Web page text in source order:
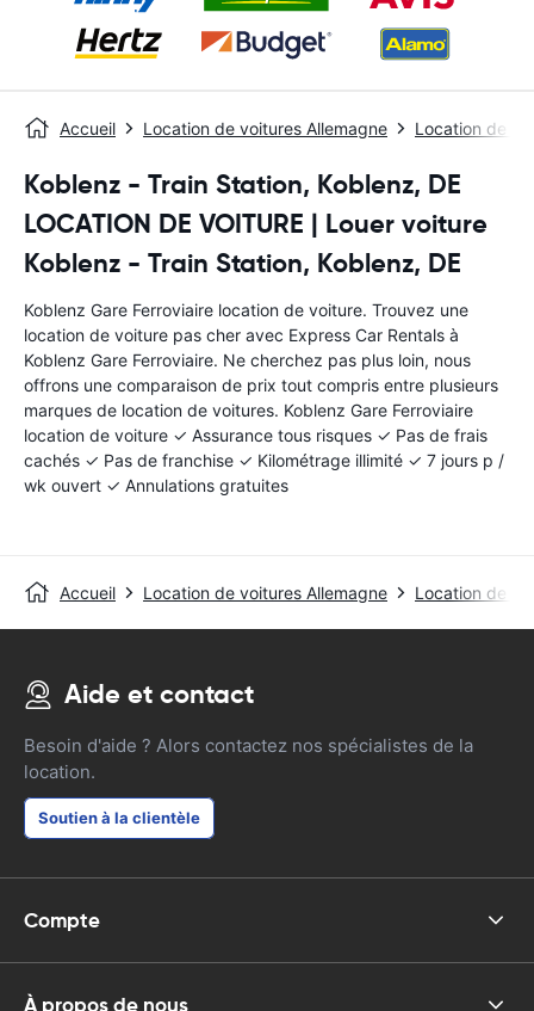
Accueil Location de voitures Allemagne Location de
Koblenz - Train Station, Koblenz, DE
LOCATION DE VOITURE | Louer voiture
Koblenz - Train Station, Koblenz, DE
Koblenz Gare Ferroviaire location de voiture. Trouvez une
location de voiture pas cher avec Express Car Rentals à
Koblenz Gare Ferroviaire. Ne cherchez pas plus loin, nous
offrons une comparaison de prix tout compris entre plusieurs
marques de location de voitures. Koblenz Gare Ferroviaire
location de voiture ✓ Assurance tous risques ✓ Pas de frais
cachés ✓ Pas de franchise ✓ Kilométrage illimité ✓ 7 jours p /
wk ouvert ✓ Annulations gratuites
Accueil Location de voitures Allemagne Location de
Aide et contact
Besoin d'aide ? Alors contactez nos spécialistes de la
location.
Soutien à la clientèle
Compte
À propos de nous